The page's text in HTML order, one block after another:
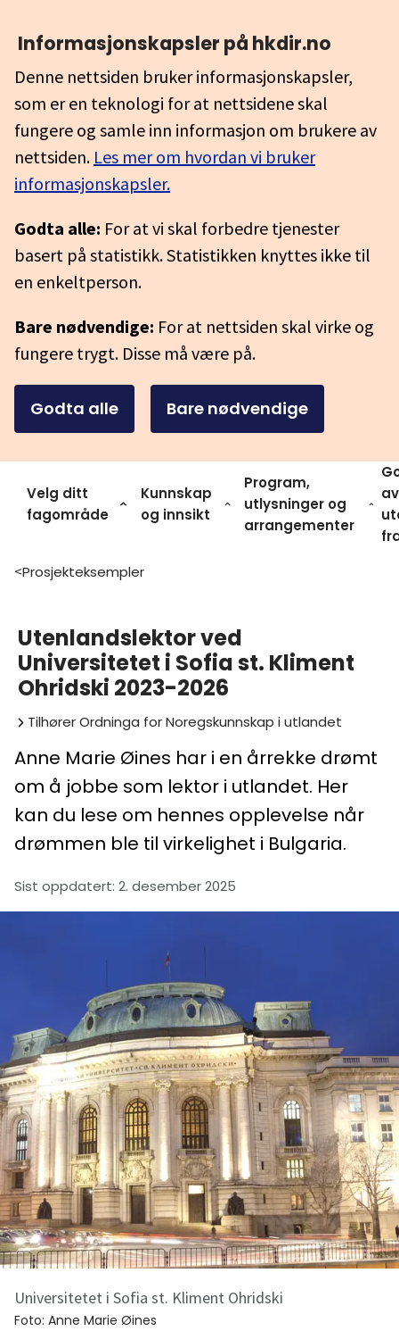
Informasjonskapsler på hkdir.no
Denne nettsiden bruker informasjonskapsler,
som er en teknologi for at nettsidene skal
fungere og samle inn informasjon om brukere av
nettsiden. Les mer om hvordan vi bruker
informasjonskapsler.
Godta alle: For at vi skal forbedre tjenester
basert på statistikk. Statistikken knyttes ikke til
en enkeltperson.
Bare nødvendige: For at nettsiden skal virke og
fungere trygt. Disse må være på.
Godta alle Bare nødvendige
Velg ditt
fagområde
Kunnskap
og innsikt
Program,
utlysninger og
arrangementer
av
>Prosjekteksempler
Utenlandslektor ved
Universitetet i Sofia st. Kliment
Ohridski 2023-2026
TilhørerOrdninga for Noregskunnskap i utlandet
Anne Marie Øines har i en årrekke drømt
om å jobbe som lektor i utlandet. Her
kan du lese om hennes opplevelse når
drømmen ble til virkelighet i Bulgaria.
Sist oppdatert: 2. desember 2025
Universitetet i Sofia st. Kliment Ohridski
Foto: Anne Marie Øines